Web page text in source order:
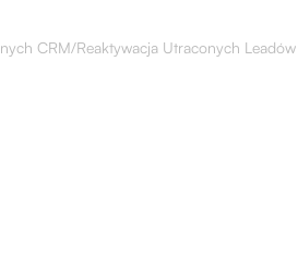
CRM/Reaktywacja Utraconych Leadów